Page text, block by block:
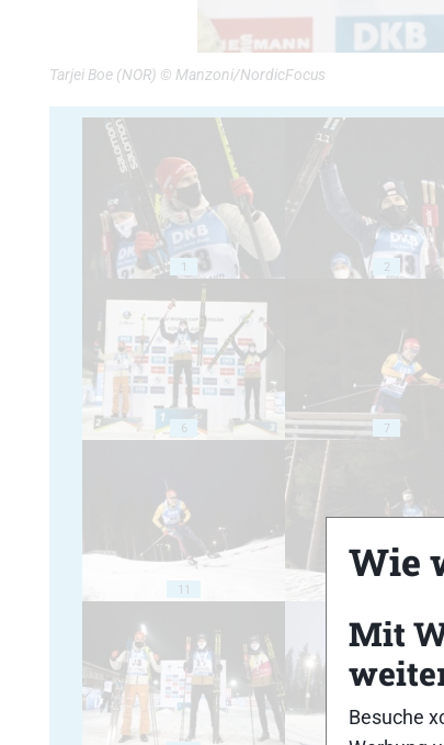
Tarjei Boe (NOR) © Manzoni/NordicFocus
1 2
6 7
11
Wie
Mit
Besuche